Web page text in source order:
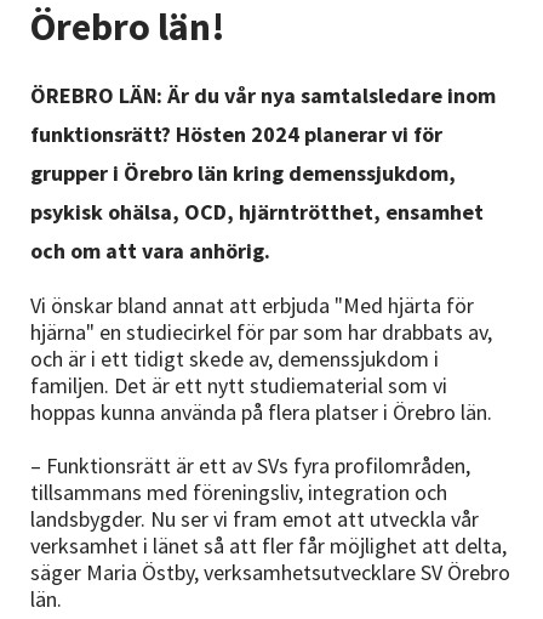
Nyheter
Avdelningar
Lyssna
Örebro län!
ÖREBRO LÄN: Är du vår nya samtalsledare inom
funktionsrätt? Hösten 2024 planerar vi för
grupper i Örebro län kring demenssjukdom,
psykisk ohälsa, OCD, hjärntrötthet, ensamhet
och om att vara anhörig.
Vi önskar bland annat att erbjuda "Med hjärta för
hjärna" en studiecirkel för par som har drabbats av,
och är i ett tidigt skede av, demenssjukdom i
familjen. Det är ett nytt studiematerial som vi
hoppas kunna använda på flera platser i Örebro län.
– Funktionsrätt är ett av SVs fyra profilområden,
tillsammans med föreningsliv, integration och
landsbygder. Nu ser vi fram emot att utveckla vår
verksamhet i länet så att fler får möjlighet att delta,
säger Maria Östby, verksamhetsutvecklare SV Örebro
län.